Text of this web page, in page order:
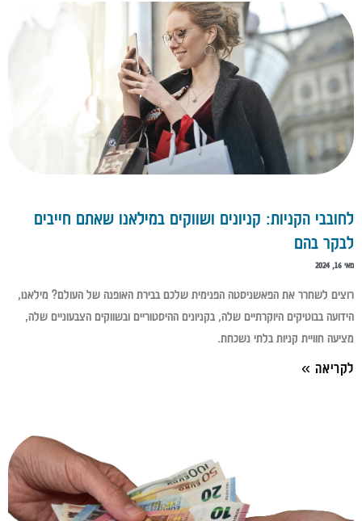
לחובבי הקניות: קניונים ושווקים במילאנו שאתם חייבים
לבקר בהם
מאי 16, 2024
רוצים לשחרר את הפאשניסטה הפנימית שלכם בבירת האופנה של העולם? מילאנו,
הידועה בבוטיקים היוקרתיים שלה, בקניונים ההיסטוריים ובשווקים הצבעוניים שלה,
מציעה חוויית קניות בלתי נשכחת.
לקריאה »